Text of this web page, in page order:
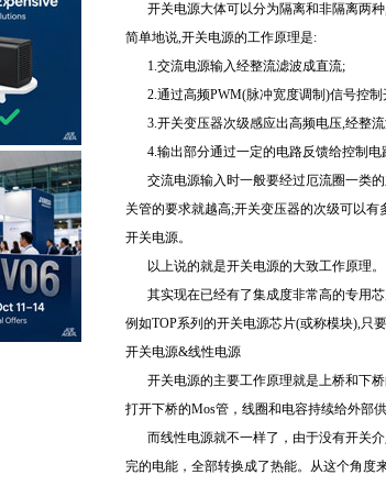
开关电源大体可以分为隔离和非隔离两
简单地说,开关电源的工作原理是:
1.交流电源输入经整流滤波成直流;
2.通过高频PWM(脉冲宽度调制)信号控
3.开关变压器次级感应出高频电压,经整
4.输出部分通过一定的电路反馈给控制
交流电源输入时一般要经过厄流圈一类
关管的要求就越高;开关变压器的次级可以
开关电源。
以上说的就是开关电源的大致工作原理。
其实现在已经有了集成度非常高的专用
例如TOP系列的开关电源芯片(或称模块),只
开关电源&线性电源
开关电源的主要工作原理就是上桥和下
打开下桥的Mos管，线圈和电容持续给外部
而线性电源就不一样了，由于没有开关
完的电能，全部转换成了热能。从这个角度